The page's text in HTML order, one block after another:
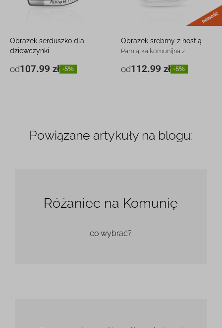
Obrazek serduszko dla
dziewczynki
grawerem
od107.99 zł -5%
8 x 7,3 cm 107.99 zł
Obrazek srebrny z hostią
Pamiątka komunijna z
od112.99 zł -5%
11,5 x 10 cm 112.99 zł
Powiązane artykuły na blogu:
Różaniec na Komunię
co wybrać?